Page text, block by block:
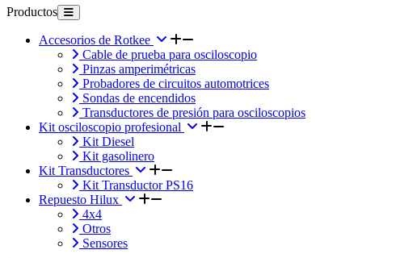
Productos
Accesorios de Rotkee
Cable de prueba para osciloscopio
Pinzas amperimétricas
Probadores de circuitos automotrices
Sondas de encendidos
Transductores de presión para osciloscopios
Kit osciloscopio profesional
Kit Diesel
Kit gasolinero
Kit Transductores
Kit Transductor PS16
Repuesto Hilux
4x4
Otros
Sensores